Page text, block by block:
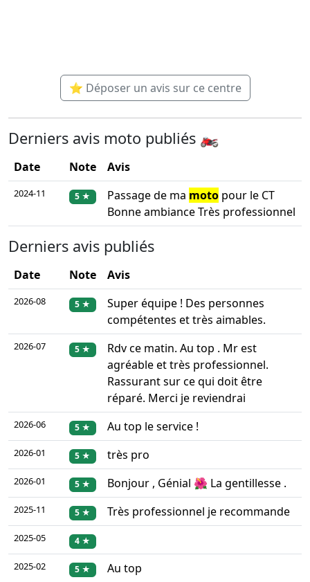
⭐ Déposer un avis sur ce centre
Derniers avis moto publiés 🏍️
Date Note Avis
2024-11 5 ★ Passage de ma moto pour le CT
Bonne ambiance Très professionnel
Derniers avis publiés
Date Note Avis
2026-08 5 ★
Super équipe ! Des personnes
compétentes et très aimables.
2026-07 5 ★
Rdv ce matin. Au top . Mr est
agréable et très professionnel.
Rassurant sur ce qui doit être
réparé. Merci je reviendrai
2026-06 5 ★ Au top le service !
2026-01 5 ★ très pro
2026-01 5 ★ Bonjour , Génial 🌺 La gentillesse .
2025-11 5 ★ Très professionnel je recommande
2025-05 4 ★
2025-02 5 ★ Au top